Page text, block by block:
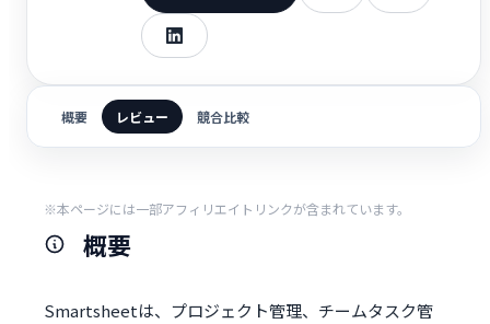
概要 レビュー 競合比較
※本ページには一部アフィリエイトリンクが含まれています。
概要
Smartsheetは、プロジェクト管理、チームタスク管